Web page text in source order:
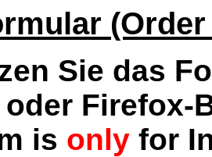
Sie das
Firefox-
is only for